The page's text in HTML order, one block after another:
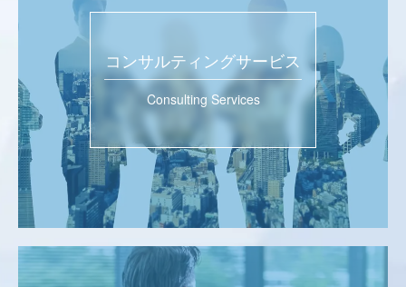
コンサルティングサービス
Consulting Services